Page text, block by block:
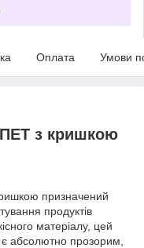
Оплата Умови
з кришкою
призначений
продуктів
матеріалу, цей
абсолютно прозорим,